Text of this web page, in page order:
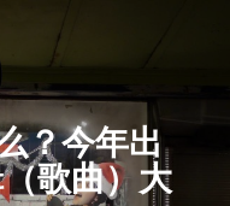
？今年出
歌曲）大